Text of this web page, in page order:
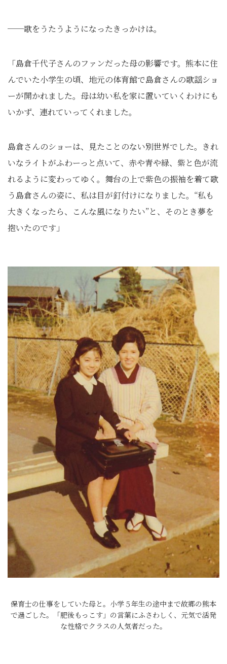
──歌をうたうようになったきっかけは。
「島倉千代子さんのファンだった母の影響です。熊本に住
んでいた小学生の頃、地元の体育館で島倉さんの歌謡ショ
ーが開かれました。母は幼い私を家に置いていくわけにも
いかず、連れていってくれました。
島倉さんのショーは、見たことのない別世界でした。きれ
いなライトがふわーっと点いて、赤や青や緑、紫と色が流
れるように変わってゆく。舞台の上で紫色の振袖を着て歌
う島倉さんの姿に、私は目が釘付けになりました。“私も
大きくなったら、こんな風になりたい”と、そのとき夢を
抱いたのです」
保育士の仕事をしていた母と。小学５年生の途中まで故郷の熊本
で過ごした。「肥後もっこす」の言葉にふさわしく、元気で活発
な性格でクラスの人気者だった。